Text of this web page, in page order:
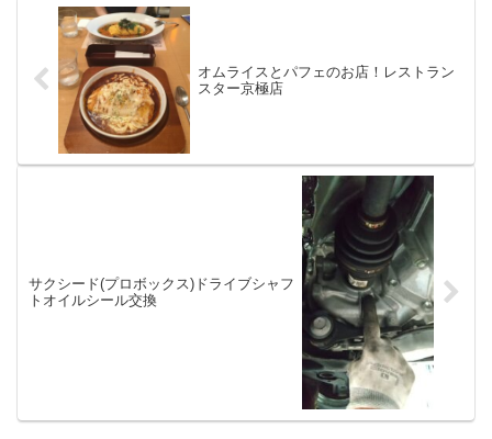
オムライスとパフェのお店！レストラン
スター京極店
サクシード(プロボックス)ドライブシャフ
トオイルシール交換